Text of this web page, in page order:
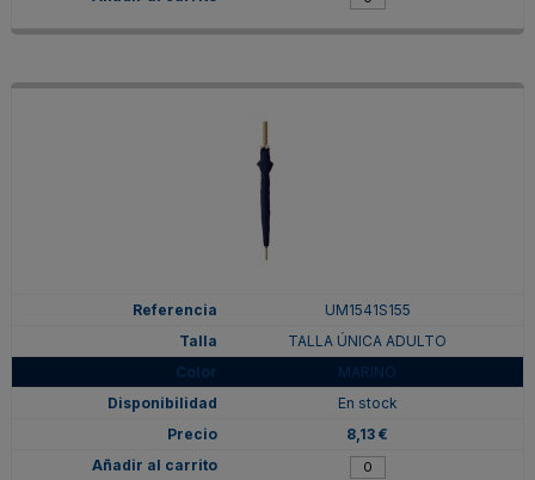
UM1541S155
TALLA ÚNICA ADULTO
MARINO
En stock
8,13 €